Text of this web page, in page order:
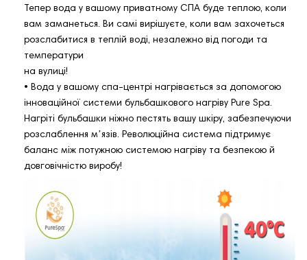
Тепер вода у вашому приватному СПА буде теплою, коли
вам заманеться. Ви самі вирішуєте, коли вам захочеться
розслабитися в теплій воді, незалежно від погоди та
температури
на вулиці!
• Вода у вашому спа-центрі нагрівається за допомогою
інноваційної системи бульбашкового нагріву Pure Spa.
Нагріті бульбашки ніжно пестять вашу шкіру, забезпечуючи
розслаблення мʼязів. Революційна система підтримує
баланс між потужною системою нагріву та безпекою й
довговічністю виробу!